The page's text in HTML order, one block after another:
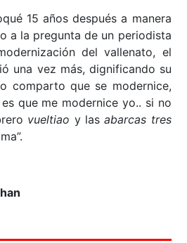
15 años después a manera
a la pregunta de un periodista
del vallenato, el
una vez más, dignificando su
comparto que se modernice,
que me modernice yo.. si no
vueltiao y lasabarcas tres